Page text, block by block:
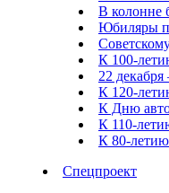
В колонне
Юбиляры
К 100-
22 декабря
К 120-
К Дню
К 110-
К 80-
Спецпроект